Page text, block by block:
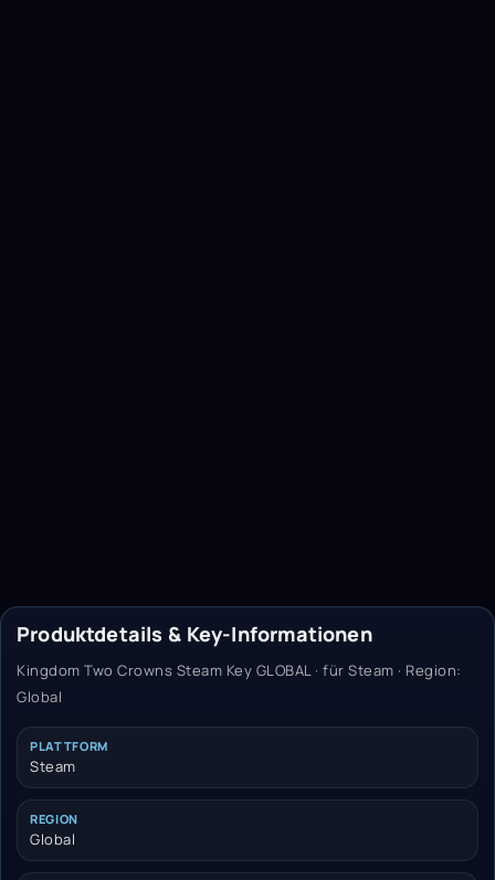
Produktdetails & Key-Informationen
Kingdom Two Crowns Steam Key GLOBAL · für Steam · Region:
Global
PLATTFORM
Steam
REGION
Global